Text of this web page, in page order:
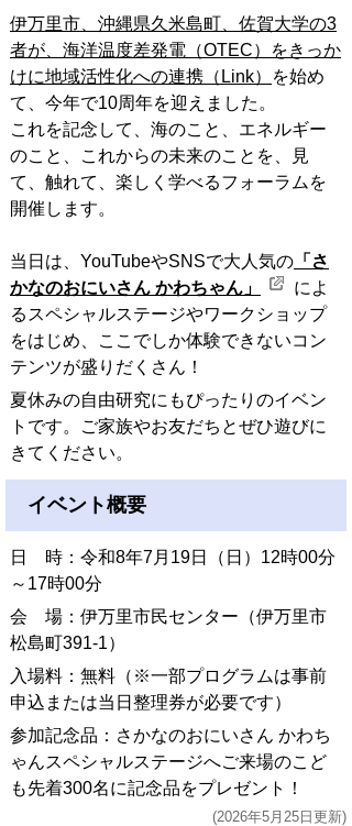
伊万里市、沖縄県久米島町、佐賀大学の3
者が、海洋温度差発電（OTEC）をきっか
けに地域活性化への連携（Link）
を始め
て、今年で10周年を迎えました。
これを記念して、海のこと、エネルギー
のこと、これからの未来のことを、見
て、触れて、楽しく学べるフォーラムを
開催します。
当日は、YouTubeやSNSで大人気の 「さ
かなのおにいさん かわちゃん」
によ
るスペシャルステージやワークショップ
をはじめ、ここでしか体験できないコン
テンツが盛りだくさん！
夏休みの自由研究にもぴったりのイベン
トです。ご家族やお友だちとぜひ遊びに
きてください。
イベント概要
日 時：令和8年7月19日（日）12時00分
～17時00分
会 場：伊万里市民センター（伊万里市
松島町391-1）
入場料：無料（※一部プログラムは事前
申込または当日整理券が必要です）
参加記念品：さかなのおにいさん かわち
ゃんスペシャルステージへご来場のこど
も先着300名に記念品をプレゼント！
(2026年5月25日更新)